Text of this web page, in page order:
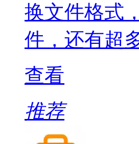
换文件格式
件，还有超
查看
推荐